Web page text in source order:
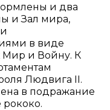
и два
и Зал мира,
в виде
Мир и Войну. К
Людвига II.
в подражание